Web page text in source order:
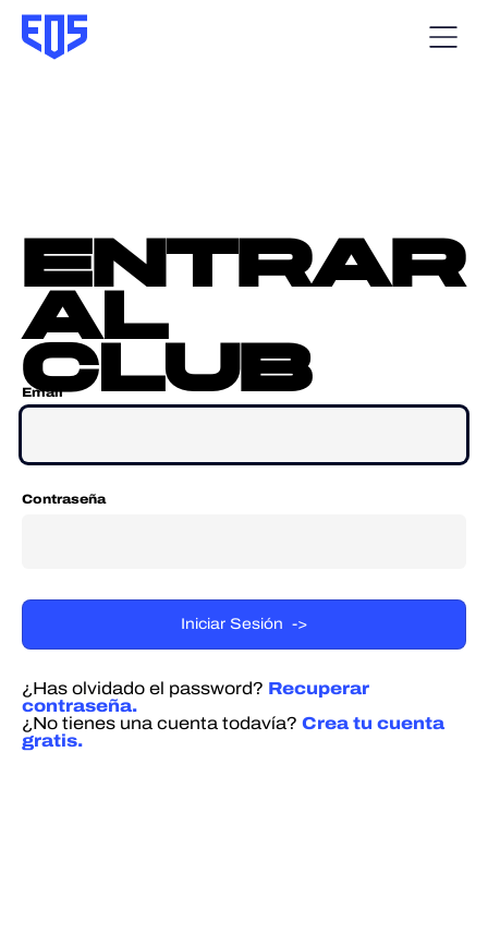
entrar
al
club
Email
Contraseña
¿Has olvidado el password? Recuperar
contraseña.
¿No tienes una cuenta todavía? Crea tu cuenta
gratis.